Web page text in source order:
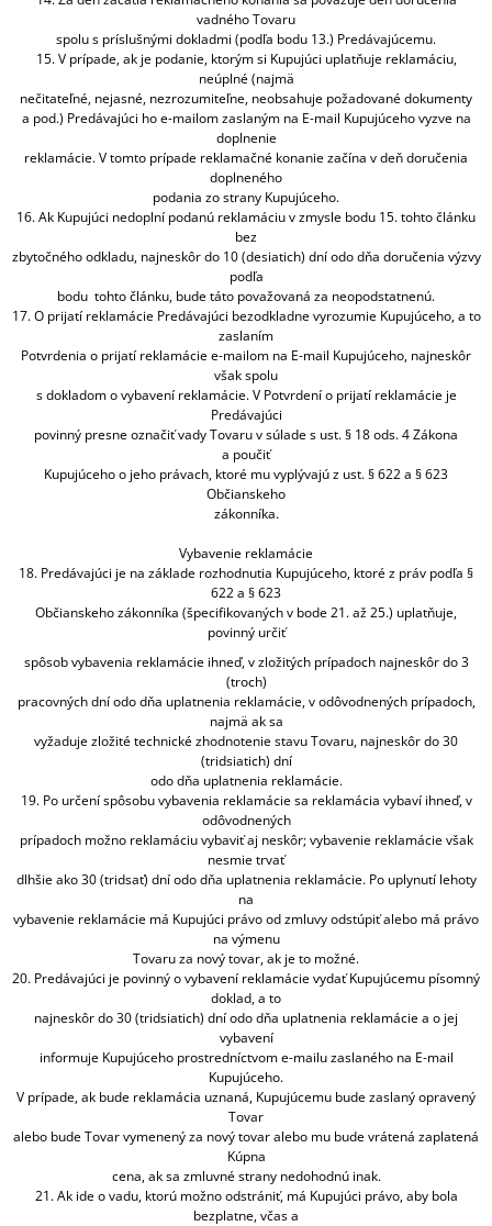
vadného Tovaru
spolu s príslušnými dokladmi (podľa bodu 13.) Predávajúcemu.
15. V prípade, ak je podanie, ktorým si Kupujúci uplatňuje reklamáciu,
neúplné (najmä
nečitateľné, nejasné, nezrozumiteľne, neobsahuje požadované dokumenty
a pod.) Predávajúci ho e-mailom zaslaným na E-mail Kupujúceho vyzve na
doplnenie
reklamácie. V tomto prípade reklamačné konanie začína v deň doručenia
doplneného
podania zo strany Kupujúceho.
16. Ak Kupujúci nedoplní podanú reklamáciu v zmysle bodu 15. tohto článku
bez
zbytočného odkladu, najneskôr do 10 (desiatich) dní odo dňa doručenia výzvy
podľa
bodu tohto článku, bude táto považovaná za neopodstatnenú.
17. O prijatí reklamácie Predávajúci bezodkladne vyrozumie Kupujúceho, a to
zaslaním
Potvrdenia o prijatí reklamácie e-mailom na E-mail Kupujúceho, najneskôr
však spolu
s dokladom o vybavení reklamácie. V Potvrdení o prijatí reklamácie je
Predávajúci
povinný presne označiť vady Tovaru v súlade s ust. § 18 ods. 4 Zákona
a poučiť
Kupujúceho o jeho právach, ktoré mu vyplývajú z ust. § 622 a § 623
Občianskeho
zákonníka.
Vybavenie reklamácie
18. Predávajúci je na základe rozhodnutia Kupujúceho, ktoré z práv podľa §
622 a § 623
Občianskeho zákonníka (špecifikovaných v bode 21. až 25.) uplatňuje,
povinný určiť
spôsob vybavenia reklamácie ihneď, v zložitých prípadoch najneskôr do 3
(troch)
pracovných dní odo dňa uplatnenia reklamácie, v odôvodnených prípadoch,
najmä ak sa
vyžaduje zložité technické zhodnotenie stavu Tovaru, najneskôr do 30
(tridsiatich) dní
odo dňa uplatnenia reklamácie.
19. Po určení spôsobu vybavenia reklamácie sa reklamácia vybaví ihneď, v
odôvodnených
prípadoch možno reklamáciu vybaviť aj neskôr; vybavenie reklamácie však
nesmie trvať
dlhšie ako 30 (tridsať) dní odo dňa uplatnenia reklamácie. Po uplynutí lehoty
na
vybavenie reklamácie má Kupujúci právo od zmluvy odstúpiť alebo má právo
na výmenu
Tovaru za nový tovar, ak je to možné.
20. Predávajúci je povinný o vybavení reklamácie vydať Kupujúcemu písomný
doklad, a to
najneskôr do 30 (tridsiatich) dní odo dňa uplatnenia reklamácie a o jej
vybavení
informuje Kupujúceho prostredníctvom e-mailu zaslaného na E-mail
Kupujúceho.
V prípade, ak bude reklamácia uznaná, Kupujúcemu bude zaslaný opravený
Tovar
alebo bude Tovar vymenený za nový tovar alebo mu bude vrátená zaplatená
Kúpna
cena, ak sa zmluvné strany nedohodnú inak.
21. Ak ide o vadu, ktorú možno odstrániť, má Kupujúci právo, aby bola
bezplatne, včas a